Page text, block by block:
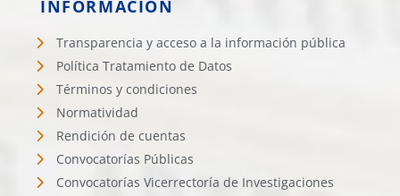
INFORMACIÓN
Transparencia y acceso a la información pública
Política Tratamiento de Datos
Términos y condiciones
Normatividad
Rendición de cuentas
Convocatorías Públicas
Convocatorías Vicerrectoría de Investigaciones